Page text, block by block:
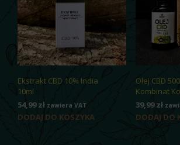
Ekstrakt CBD 10% India
10ml
54,99zł zawiera VAT
DODAJ DO KOSZYKA
Olej CBD
Kombinat
39,99zł
DODAJ DO